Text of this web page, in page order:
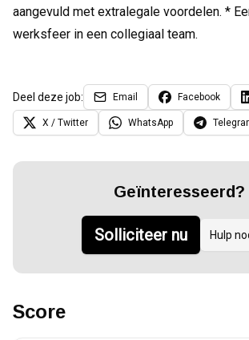
aangevuld met extralegale voordelen. *
werksfeer in een collegiaal team.
Deel deze job: Email Facebook
X / Twitter WhatsApp
Geïnteresseerd?
Solliciteer nu Hulp
Score